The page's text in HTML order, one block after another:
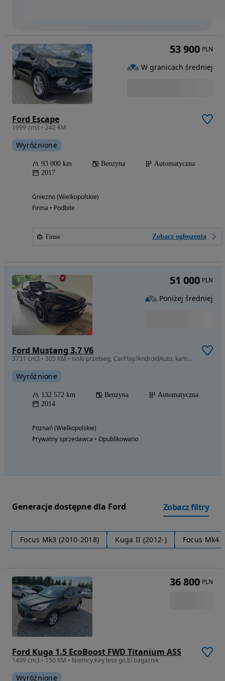
Ford Escape
1999 cm3 • 242 KM
Wyróżnione
93 000 km Benzyna
Automatyczna
2017
Gniezno (Wielkopolskie)
Firma • Podbite
Firma Zobacz ogłoszenia
53 900 PLN
W granicach średniej
Ford Mustang 3.7 V6
3731 cm3 • 305 KM • niski przebieg, CarPlay/AndroidAuto, kamera cofania, nowe opony
Wyróżnione
132 572 km Benzyna
Automatyczna
2014
Poznań (Wielkopolskie)
Prywatny sprzedawca • Opublikowano
51 000 PLN
Poniżej średniej
Generacje dostępne dla Ford Zobacz filtry
Focus Mk3 (2010-2018) Kuga II (2012-) Focus Mk4
Ford Kuga 1.5 EcoBoost FWD Titanium ASS
1499 cm3 • 150 KM • Niemcy,Key less go,El bagażnik
Wyróżnione
36 800 PLN